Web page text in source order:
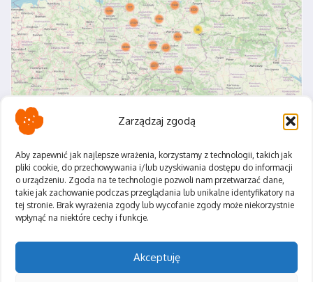
Zarządzaj zgodą
Aby zapewnić jak najlepsze wrażenia, korzystamy z technologii, takich jak
pliki cookie, do przechowywania i/lub uzyskiwania dostępu do informacji
o urządzeniu. Zgoda na te technologie pozwoli nam przetwarzać dane,
takie jak zachowanie podczas przeglądania lub unikalne identyfikatory na
tej stronie. Brak wyrażenia zgody lub wycofanie zgody może niekorzystnie
wpłynąć na niektóre cechy i funkcje.
Akceptuję
Polityka Prywatności
Regulamin